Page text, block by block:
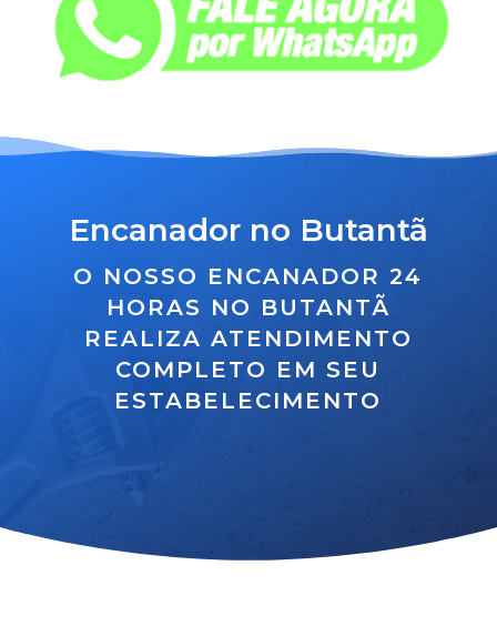
Encanador no Butantã
O NOSSO ENCANADOR 24
HORAS NO BUTANTÃ
REALIZA ATENDIMENTO
COMPLETO EM SEU
ESTABELECIMENTO